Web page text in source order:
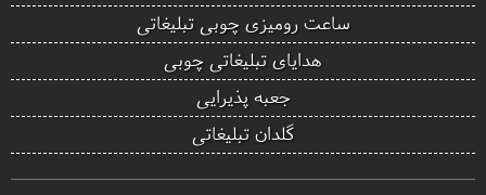
ساعت رومیزی چوبی تبلیغاتی
هدایای تبلیغاتی چوبی
جعبه پذیرایی
گلدان تبلیغاتی